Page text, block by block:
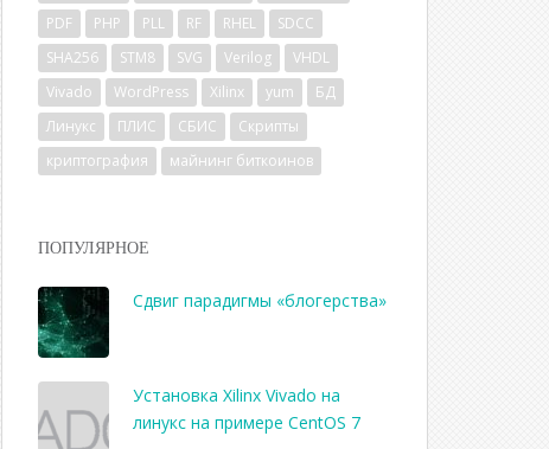
PDF
PHP PLL RF RHEL
SDCC
SHA256
STM8 SVG Verilog
VHDL
Vivado
WordPress Xilinx yum
БД
Линукс
ПЛИС СБИС
Скрипты
криптография
майнинг биткоинов
ПОПУЛЯРНОЕ
Сдвиг парадигмы «блогерства»
Установка Xilinx Vivado на
линукс на примере CentOS 7